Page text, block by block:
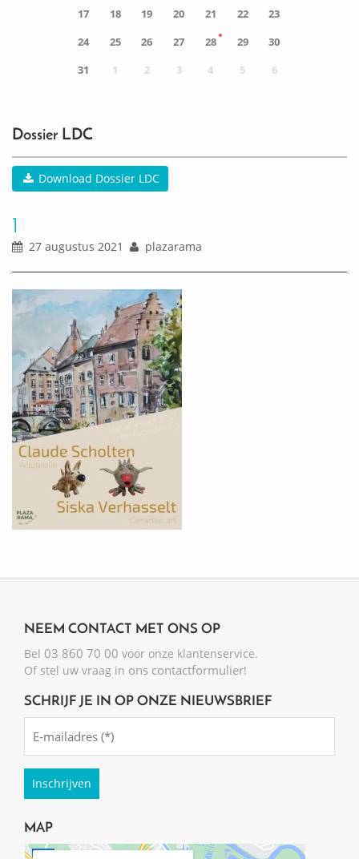
17
18 19 20 21 22
23
24
25 26 27 28 29
30
31
1 2 3 4 5 6
Dossier LDC
Download Dossier LDC
1
27 augustus 2021 plazarama
NEEM CONTACT MET ONS OP
Bel 03 860 70 00 voor onze klantenservice.
Of stel uw vraag in ons contactformulier!
SCHRIJF JE IN OP ONZE NIEUWSBRIEF
(Required)
MAP